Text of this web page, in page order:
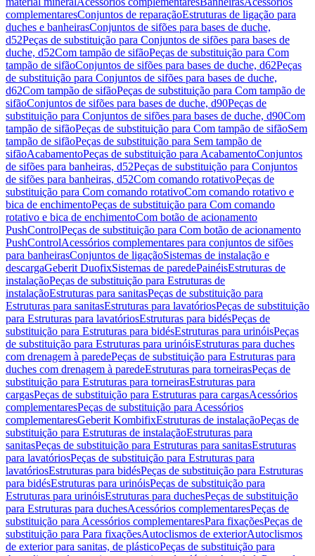
complementaresConjuntos de reparaçãoEstruturas de ligação para
duches e banheirasConjuntos de sifões para bases de duche,
d52Peças de substituição para Conjuntos de sifões para bases de
duche, d52Com tampão de sifãoPeças de substituição para Com
tampão de sifãoConjuntos de sifões para bases de duche, d62Peças
de substituição para Conjuntos de sifões para bases de duche,
d62Com tampão de sifãoPeças de substituição para Com tampão de
sifãoConjuntos de sifões para bases de duche, d90Peças de
substituição para Conjuntos de sifões para bases de duche, d90Com
tampão de sifãoPeças de substituição para Com tampão de sifãoSem
tampão de sifãoPeças de substituição para Sem tampão de
sifãoAcabamentoPeças de substituição para AcabamentoConjuntos
de sifões para banheiras, d52Peças de substituição para Conjuntos
de sifões para banheiras, d52Com comando rotativoPeças de
substituição para Com comando rotativoCom comando rotativo e
bica de enchimentoPeças de substituição para Com comando
rotativo e bica de enchimentoCom botão de acionamento
PushControlPeças de substituição para Com botão de acionamento
PushControlAcessórios complementares para conjuntos de sifões
para banheirasConjuntos de ligaçãoSistemas de instalação e
descargaGeberit DuofixSistemas de paredePainéisEstruturas de
instalaçãoPeças de substituição para Estruturas de
instalaçãoEstruturas para sanitasPeças de substituição para
Estruturas para sanitasEstruturas para lavatóriosPeças de substituição
para Estruturas para lavatóriosEstruturas para bidésPeças de
substituição para Estruturas para bidésEstruturas para urinóisPeças
de substituição para Estruturas para urinóisEstruturas para duches
com drenagem à paredePeças de substituição para Estruturas para
duches com drenagem à paredeEstruturas para torneirasPeças de
substituição para Estruturas para torneirasEstruturas para
cargasPeças de substituição para Estruturas para cargasAcessórios
complementaresPeças de substituição para Acessórios
complementaresGeberit KombifixEstruturas de instalaçãoPeças de
substituição para Estruturas de instalaçãoEstruturas para
sanitasPeças de substituição para Estruturas para sanitasEstruturas
para lavatóriosPeças de substituição para Estruturas para
lavatóriosEstruturas para bidésPeças de substituição para Estruturas
para bidésEstruturas para urinóisPeças de substituição para
Estruturas para urinóisEstruturas para duchesPeças de substituição
para Estruturas para duchesAcessórios complementaresPeças de
substituição para Acessórios complementaresPara fixaçõesPeças de
substituição para Para fixaçõesAutoclismos de exteriorAutoclismos
de exterior para sanitas, de plásticoPeças de substituição para